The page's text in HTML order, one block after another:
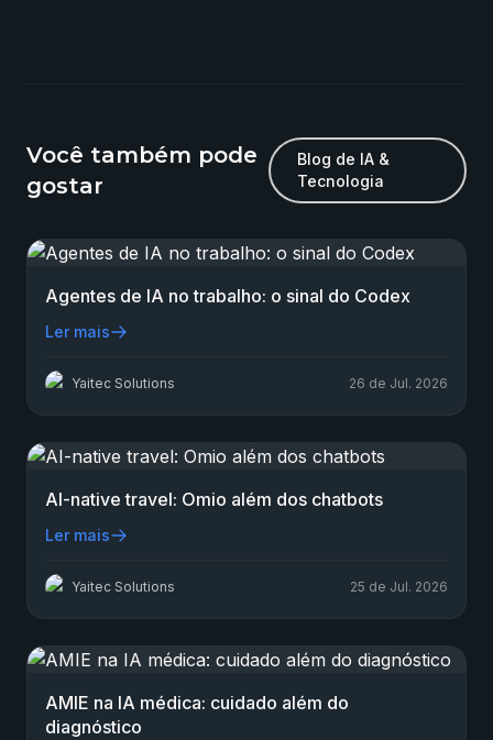
Você também pode
gostar
Blog de IA &
Tecnologia
Agentes de IA no trabalho: o sinal do Codex
Ler mais
Yaitec Solutions 26 de Jul. 2026
AI-native travel: Omio além dos chatbots
Ler mais
Yaitec Solutions 25 de Jul. 2026
AMIE na IA médica: cuidado além do
diagnóstico